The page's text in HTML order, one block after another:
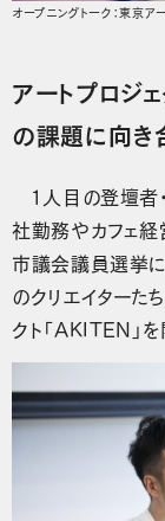
オープニングトーク：東京ア
アートプロジ
の課題に向き
１人目の登壇者
社勤務やカフェ
市議会議員選挙
のクリエイターた
クト「AKITEN」